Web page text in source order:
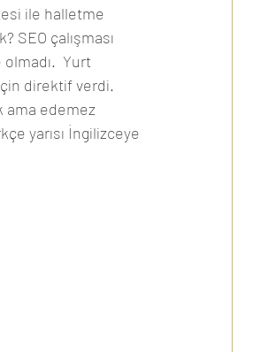
ile halletme
SEO çalışması
Yurt
direktif verdi.
ama edemez
yarısı İngilizceye